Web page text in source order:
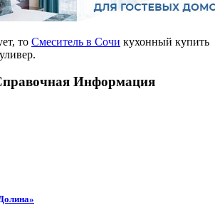
то Смеситель в Сочи кухонный купить
Информация